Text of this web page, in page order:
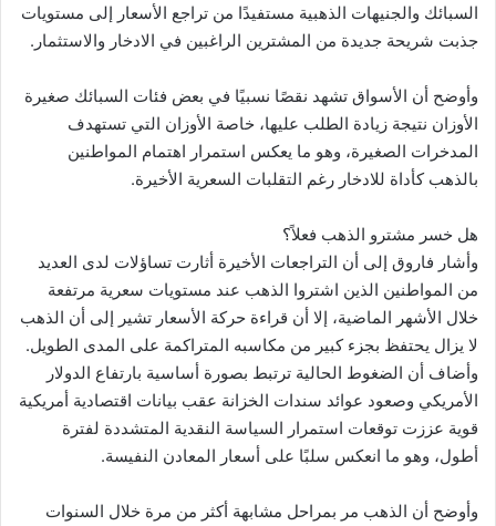
السبائك والجنيهات الذهبية مستفيدًا من تراجع الأسعار إلى مستويات
جذبت شريحة جديدة من المشترين الراغبين في الادخار والاستثمار.
وأوضح أن الأسواق تشهد نقصًا نسبيًا في بعض فئات السبائك صغيرة
الأوزان نتيجة زيادة الطلب عليها، خاصة الأوزان التي تستهدف
المدخرات الصغيرة، وهو ما يعكس استمرار اهتمام المواطنين
بالذهب كأداة للادخار رغم التقلبات السعرية الأخيرة.
هل خسر مشترو الذهب فعلاً؟
وأشار فاروق إلى أن التراجعات الأخيرة أثارت تساؤلات لدى العديد
من المواطنين الذين اشتروا الذهب عند مستويات سعرية مرتفعة
خلال الأشهر الماضية، إلا أن قراءة حركة الأسعار تشير إلى أن الذهب
لا يزال يحتفظ بجزء كبير من مكاسبه المتراكمة على المدى الطويل.
وأضاف أن الضغوط الحالية ترتبط بصورة أساسية بارتفاع الدولار
الأمريكي وصعود عوائد سندات الخزانة عقب بيانات اقتصادية أمريكية
قوية عززت توقعات استمرار السياسة النقدية المتشددة لفترة
أطول، وهو ما انعكس سلبًا على أسعار المعادن النفيسة.
وأوضح أن الذهب مر بمراحل مشابهة أكثر من مرة خلال السنوات